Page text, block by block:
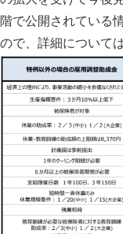
階で公開されている
ので、詳細について